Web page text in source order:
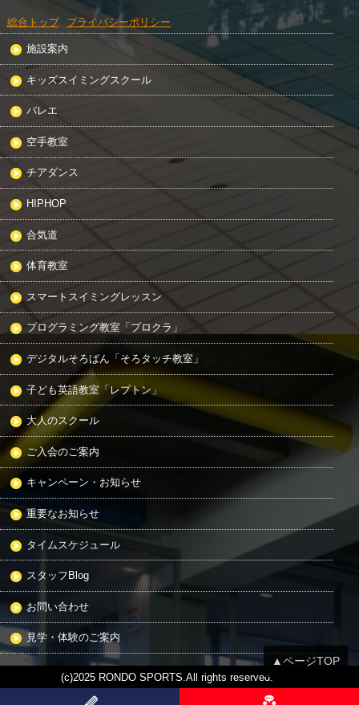
▲ページTOP
総合トップ プライバシーポリシー
施設案内
キッズスイミングスクール
バレエ
空手教室
チアダンス
HIPHOP
合気道
体育教室
スマートスイミングレッスン
プログラミング教室「プロクラ」
デジタルそろばん「そろタッチ教室」
子ども英語教室「レプトン」
大人のスクール
ご入会のご案内
キャンペーン・お知らせ
重要なお知らせ
タイムスケジュール
スタッフBlog
お問い合わせ
見学・体験のご案内
(c)2025 RONDO SPORTS.All rights reserved.